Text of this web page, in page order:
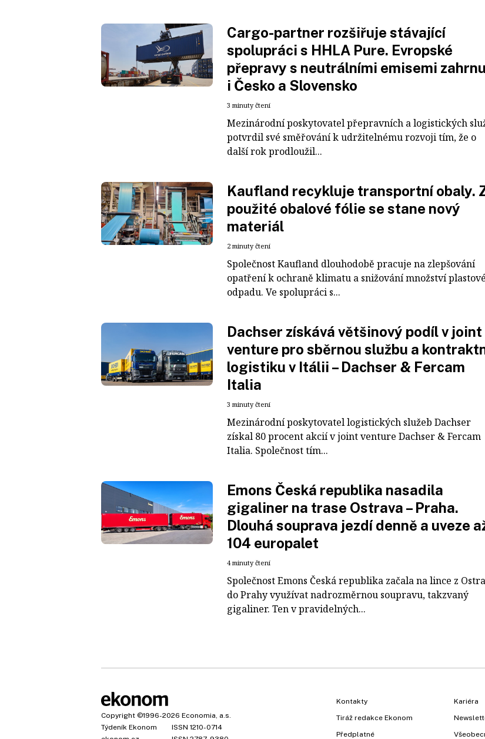
Cargo-partner rozšiřuje stávající
spolupráci s HHLA Pure. Evropské
přepravy s neutrálními emisemi
i Česko a Slovensko
3 minuty čtení
Mezinárodní poskytovatel přepravních a logistických
potvrdil své směřování k udržitelnému rozvoji tím, že o
další rok prodloužil...
Kaufland recykluje transportní obaly.
použité obalové fólie se stane nový
materiál
2 minuty čtení
Společnost Kaufland dlouhodobě pracuje na zlepšování
opatření k ochraně klimatu a snižování množství
odpadu. Ve spolupráci s...
Dachser získává většinový podíl v joint
venture pro sběrnou službu a
logistiku v Itálii – Dachser & Fercam
Italia
3 minuty čtení
Mezinárodní poskytovatel logistických služeb Dachser
získal 80 procent akcií v joint venture Dachser & Fercam
Italia. Společnost tím...
Emons Česká republika nasadila
gigaliner na trase Ostrava – Praha.
Dlouhá souprava jezdí denně a uveze
104 europalet
4 minuty čtení
Společnost Emons Česká republika začala na lince z
do Prahy využívat nadrozměrnou soupravu, takzvaný
gigaliner. Ten v pravidelných...
Copyright ©1996-2026 Economia, a.s.
Týdeník Ekonom
ISSN 1210-0714
Kontakty
Tiráž redakce Ekonom
Předplatné
Kariéra